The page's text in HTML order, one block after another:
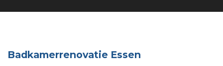
Badkamerrenovatie Essen